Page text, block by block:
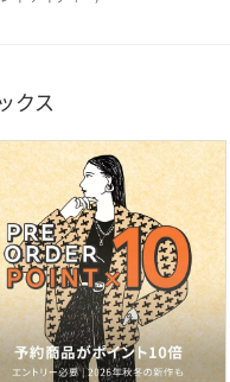
クス